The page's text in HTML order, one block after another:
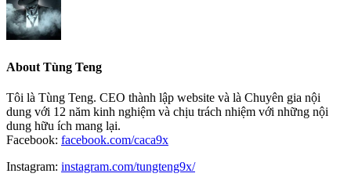
About Tùng Teng
Tôi là Tùng Teng. CEO thành lập website và là Chuyên gia nội
dung với 12 năm kinh nghiệm và chịu trách nhiệm với những nội
dung hữu ích mang lại.
Facebook: facebook.com/caca9x
Instagram: instagram.com/tungteng9x/